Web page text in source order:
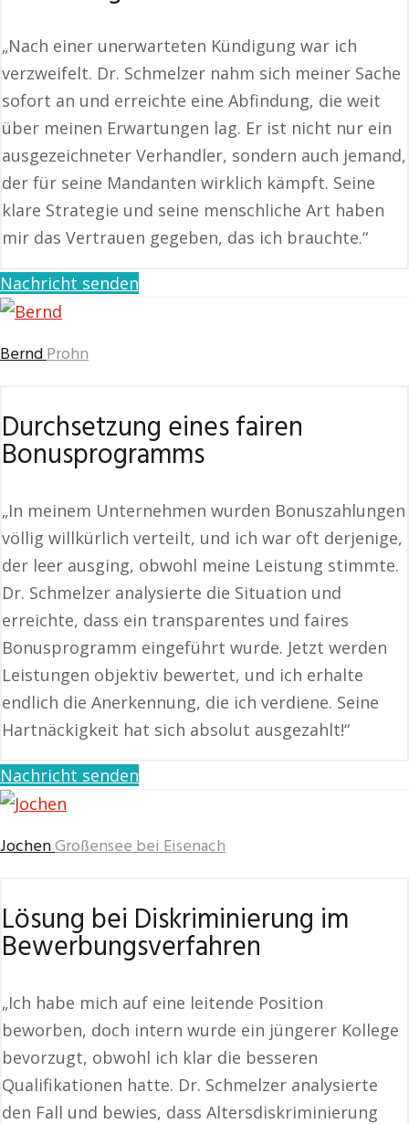
„Nach einer unerwarteten Kündigung war ich
verzweifelt. Dr. Schmelzer nahm sich meiner Sache
sofort an und erreichte eine Abfindung, die weit
über meinen Erwartungen lag. Er ist nicht nur ein
ausgezeichneter Verhandler, sondern auch jemand,
der für seine Mandanten wirklich kämpft. Seine
klare Strategie und seine menschliche Art haben
mir das Vertrauen gegeben, das ich brauchte.“
Nachricht senden
BerndProhn
Durchsetzung eines fairen
Bonusprogramms
„In meinem Unternehmen wurden Bonuszahlungen
völlig willkürlich verteilt, und ich war oft derjenige,
der leer ausging, obwohl meine Leistung stimmte.
Dr. Schmelzer analysierte die Situation und
erreichte, dass ein transparentes und faires
Bonusprogramm eingeführt wurde. Jetzt werden
Leistungen objektiv bewertet, und ich erhalte
endlich die Anerkennung, die ich verdiene. Seine
Hartnäckigkeit hat sich absolut ausgezahlt!“
Nachricht senden
JochenGroßensee bei Eisenach
Lösung bei Diskriminierung im
Bewerbungsverfahren
„Ich habe mich auf eine leitende Position
beworben, doch intern wurde ein jüngerer Kollege
bevorzugt, obwohl ich klar die besseren
Qualifikationen hatte. Dr. Schmelzer analysierte
den Fall und bewies, dass Altersdiskriminierung